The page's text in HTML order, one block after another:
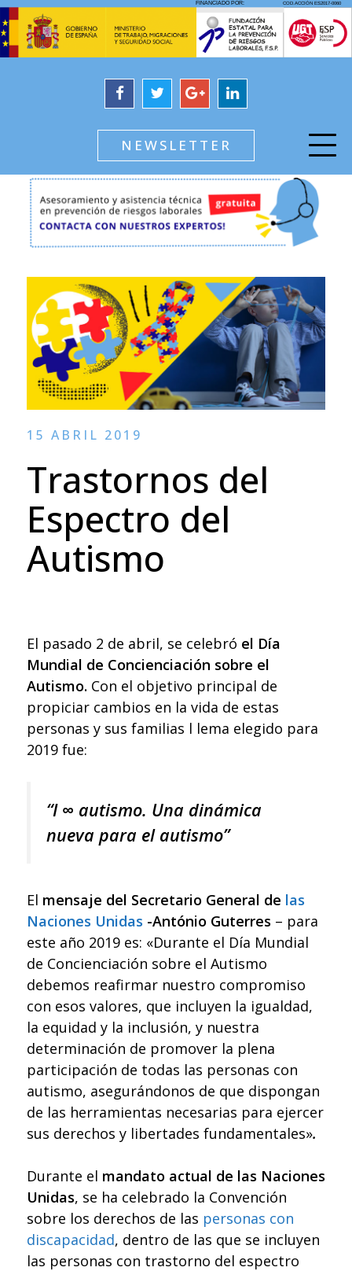
NEWSLETTER
15 ABRIL 2019
Trastornos del
Espectro del
Autismo
El pasado 2 de abril, se celebró el Día
Mundial de Concienciación sobre el
Autismo. Con el objetivo principal de
propiciar cambios en la vida de estas
personas y sus familias l lema elegido para
2019 fue:
“I ∞ autismo. Una dinámica
nueva para el autismo”
El mensaje del Secretario General de las
Naciones Unidas -António Guterres – para
este año 2019 es: «Durante el Día Mundial
de Concienciación sobre el Autismo
debemos reafirmar nuestro compromiso
con esos valores, que incluyen la igualdad,
la equidad y la inclusión, y nuestra
determinación de promover la plena
participación de todas las personas con
autismo, asegurándonos de que dispongan
de las herramientas necesarias para ejercer
sus derechos y libertades fundamentales».
Durante el mandato actual de las Naciones
Unidas, se ha celebrado la Convención
sobre los derechos de las personas con
discapacidad, dentro de las que se incluyen
las personas con trastorno del espectro